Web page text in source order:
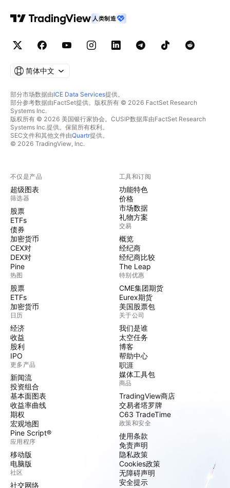
人类制造
简体中文
部分市场数据由ICE Data Services提供。
部分参考数据由FactSet提供。版权所有 © 2026 FactSet Research
Systems Inc.
版权所有 © 2026 美国银行家协会。CUSIP数据库由FactSet Research
Systems Inc.提供。保留所有权利。
SEC文件和其他文件由Quartr提供。
© 2026 TradingView, Inc.
不仅是产品
超级图表
筛选器
股票
ETFs
债券
加密货币
CEX对
DEX对
Pine
热图
股票
ETFs
加密货币
日历
经济
收益
股利
IPO
更多产品
新闻流
投资组合
基本面图表
收益率曲线
期权
宏观地图
Pine Script®
应用程序
移动版
电脑版
社区
社交网络
工具和订阅
功能特色
价格
市场数据
礼物方案
交易
概览
经纪商
经纪商比较
The Leap
特别优惠
CME集团期货
Eurex期货
美国股票包
关于公司
我们是谁
太空任务
博客
帮助中心
职涯
媒体工具包
商品
TradingView商店
交易者塔罗牌
C63 TradeTime
政策和安全
使用条款
免责声明
隐私政策
Cookies政策
无障碍声明
安全提示